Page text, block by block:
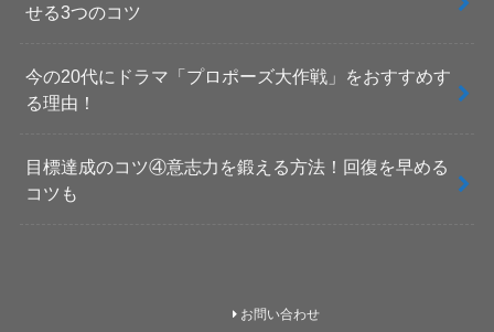
せる3つのコツ
今の20代にドラマ「プロポーズ大作戦」をおすすめす
る理由！
目標達成のコツ④意志力を鍛える方法！回復を早める
コツも
お問い合わせ